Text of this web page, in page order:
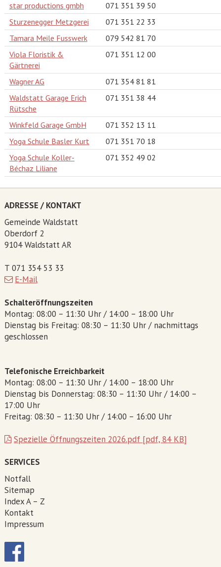
star productions gmbh
071 351 39 50
Sturzenegger Metzgerei
071 351 22 33
Tamara Meile Fusswerk
079 542 81 70
Viola Floristik &
Gärtnerei
071 351 12 00
Wagner AG
071 354 81 81
Waldstatt Garage Erich
Rütsche
071 351 38 44
Winkfeld Garage GmbH
071 352 13 11
Yoga Schule Basler Kurt
071 351 70 18
Yoga Schule Koller-
Béchaz Liliane
071 352 49 02
ADRESSE / KONTAKT
Gemeinde Waldstatt
Oberdorf 2
9104 Waldstatt AR
T 071 354 53 33
E-Mail
Schalteröffnungszeiten
Montag: 08:00 – 11:30 Uhr / 14:00 – 18:00 Uhr
Dienstag bis Freitag: 08:30 – 11:30 Uhr / nachmittags
geschlossen
Telefonische Erreichbarkeit
Montag: 08:00 – 11:30 Uhr / 14:00 – 18:00 Uhr
Dienstag bis Donnerstag: 08:30 – 11:30 Uhr / 14:00 –
17:00 Uhr
Freitag: 08:30 – 11:30 Uhr / 14:00 – 16:00 Uhr
Spezielle Öffnungszeiten 2026.pdf [pdf, 84 KB]
SERVICES
Notfall
Sitemap
Index A – Z
Kontakt
Impressum